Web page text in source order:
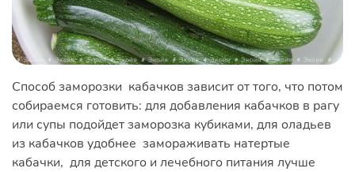
Способ заморозки кабачков зависит от того, что потом
собираемся готовить: для добавления кабачков в рагу
или супы подойдет заморозка кубиками, для оладьев
из кабачков удобнее замораживать натертые
кабачки, для детского и лечебного питания лучше